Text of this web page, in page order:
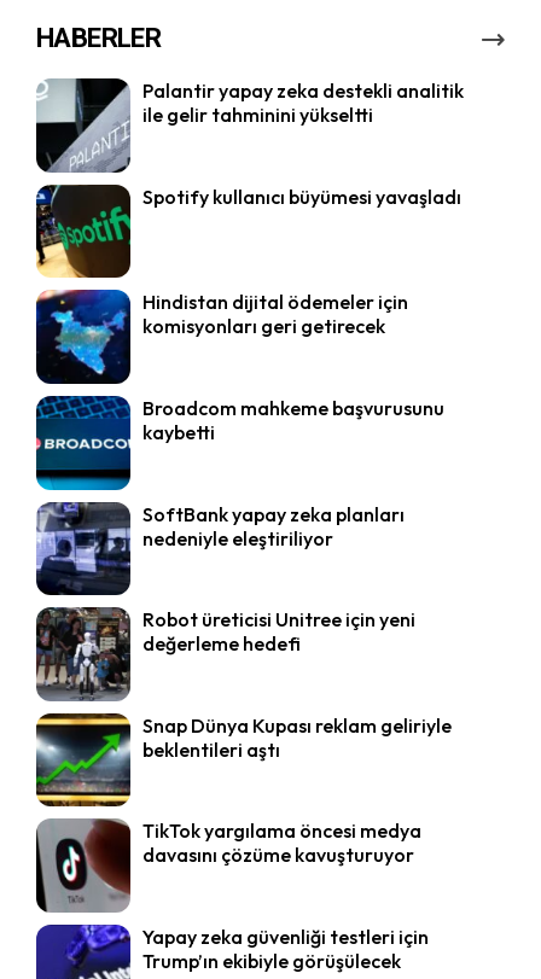
HABERLER
Palantir yapay zeka destekli analitik
ile gelir tahminini yükseltti
Spotify kullanıcı büyümesi yavaşladı
Hindistan dijital ödemeler için
komisyonları geri getirecek
Broadcom mahkeme başvurusunu
kaybetti
SoftBank yapay zeka planları
nedeniyle eleştiriliyor
Robot üreticisi Unitree için yeni
değerleme hedefi
Snap Dünya Kupası reklam geliriyle
beklentileri aştı
TikTok yargılama öncesi medya
davasını çözüme kavuşturuyor
Yapay zeka güvenliği testleri için
Trump’ın ekibiyle görüşülecek